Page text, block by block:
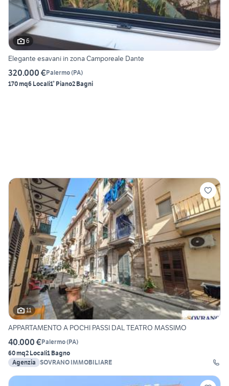
6
Elegante esavani in zona Camporeale Dante
320.000 €Palermo(PA)
170 mq6 Locali1° Piano2 Bagni
11
APPARTAMENTO A POCHI PASSI DAL TEATRO MASSIMO
40.000 €Palermo(PA)
60 mq2 Locali1 Bagno
Agenzia SOVRANO IMMOBILIARE